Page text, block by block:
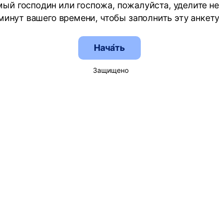
господин или госпожа, пожалуйста, уделите
вашего времени, чтобы заполнить эту
Нача́ть
Защищено